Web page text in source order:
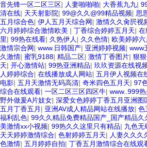
音先锋一区二区三区| 人妻啪啪啪| 大香蕉九九|
清在线| 天天射影院| 99@久久@99精品视频| 思
五月综合色| 伊人五月天综合网| 激情久久肏屄视
六月婷婷综合激情欧美 | 丁香综合婷婷五月天| 在
里| 99热在线看| 久热伊人 | 久久色情| 欧美婷婷
激情宗合网| www.日韩国产| 亚洲婷婷视频| www
久激情| 蜜乳9188| 精品二区| 激情丁香图片| 狠
天| 开心激情站| 99热亚洲精品| 玖玖资源在线视
人婷婷综合| 在线播放成人网站| 五月伊人视频在
电影| 五月天激情无码高清| 奇米四色五月天| 97
综合在线观看| 一区二区三区四区牛| www..999热
野外做爰A片妓女| 深爱女色婷婷丁香五月亚洲图
五月丁香五月 | 亚洲AV成人精品网站在线播放| 色
福利乱色| 99久久精品免费精品国产_国产精品
美激情xx小视频| 99热久久这里只有精品| 九色无
天天婷婷激情综合| 色射婷婷五月天| 人妻久久久
色激情| 五月婷婷自拍| 丁香五月激情综合在线观